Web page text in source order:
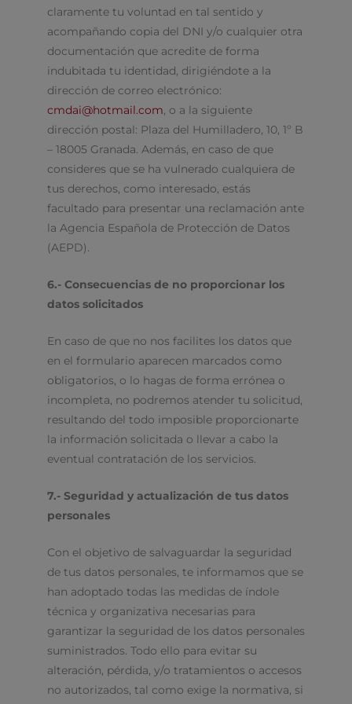
claramente tu voluntad en tal sentido y
acompañando copia del DNI y/o cualquier otra
documentación que acredite de forma
indubitada tu identidad, dirigiéndote a la
dirección de correo electrónico:
cmdai@hotmail.com , o a la siguiente
dirección postal: Plaza del Humilladero, 10, 1º B
– 18005 Granada. Además, en caso de que
consideres que se ha vulnerado cualquiera de
tus derechos, como interesado, estás
facultado para presentar una reclamación ante
la Agencia Española de Protección de Datos
(AEPD).
6.- Consecuencias de no proporcionar los
datos solicitados
En caso de que no nos facilites los datos que
en el formulario aparecen marcados como
obligatorios, o lo hagas de forma errónea o
incompleta, no podremos atender tu solicitud,
resultando del todo imposible proporcionarte
la información solicitada o llevar a cabo la
eventual contratación de los servicios.
7.- Seguridad y actualización de tus datos
personales
Con el objetivo de salvaguardar la seguridad
de tus datos personales, te informamos que se
han adoptado todas las medidas de índole
técnica y organizativa necesarias para
garantizar la seguridad de los datos personales
suministrados. Todo ello para evitar su
alteración, pérdida, y/o tratamientos o accesos
no autorizados, tal como exige la normativa, si